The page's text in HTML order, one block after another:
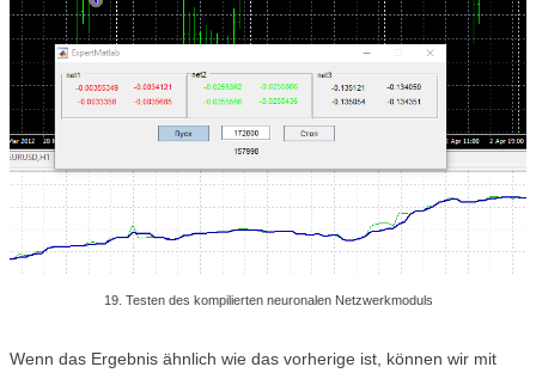
19. Testen des kompilierten neuronalen Netzwerkmoduls
Wenn das Ergebnis ähnlich wie das vorherige ist, können wir mit